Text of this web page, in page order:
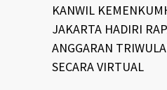
KANWIL
JAKARTA HADIRI
ANGGARAN
SECARA VIRTUAL